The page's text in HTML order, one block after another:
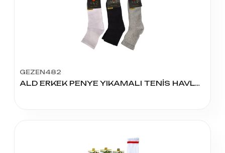
GEZEN482
ALD ERKEK PENYE YIKAMALI TENİS HAVLU DİKİŞSİZ